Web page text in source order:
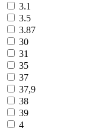
3.1
3.5
3.87
30
31
35
37
37,9
38
39
4